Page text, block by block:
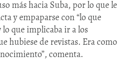
más hacia Suba, por lo que le
y empaparse con “lo que
que implicaba ir a los
hubiese de revistas. Era como
comenta.